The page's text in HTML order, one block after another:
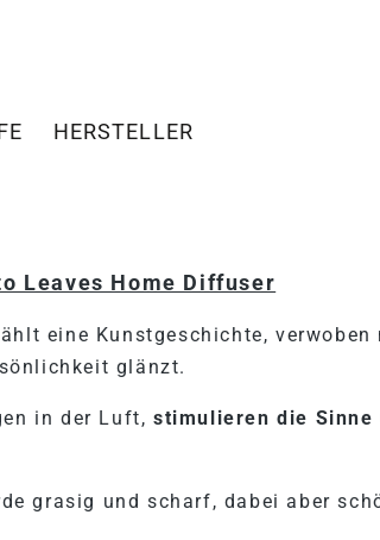
HERSTELLER
Leaves Home Diffuser
eine Kunstgeschichte, verwoben
glänzt.
in der Luft, stimulieren die Sinne
grasig und scharf, dabei aber